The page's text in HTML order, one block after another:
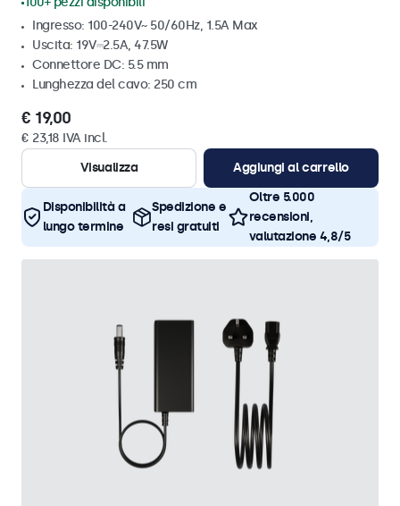
Ingresso: 100-240V~ 50/60Hz, 1.5A Max
Uscita: 19V⎓2.5A, 47.5W
Connettore DC: 5.5 mm
Lunghezza del cavo: 250 cm
€ 19,00
€ 23,18 IVA incl.
Visualizza
Aggiungi al carrello
Disponibilità a
lungo termine
Spedizione e
resi gratuiti
Oltre 5.000
recensioni,
valutazione 4,8/5